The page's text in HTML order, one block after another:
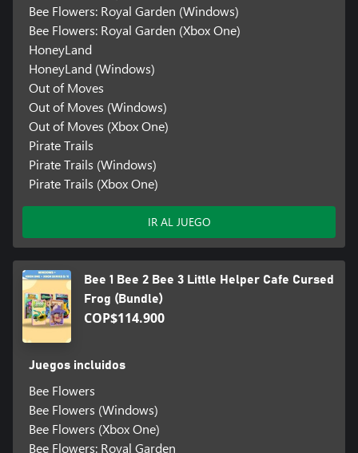
Bee Flowers: Royal Garden (Windows)
Bee Flowers: Royal Garden (Xbox One)
HoneyLand
HoneyLand (Windows)
Out of Moves
Out of Moves (Windows)
Out of Moves (Xbox One)
Pirate Trails
Pirate Trails (Windows)
Pirate Trails (Xbox One)
IR AL JUEGO
Bee 1 Bee 2 Bee 3 Little Helper Cafe Cursed
Frog (Bundle)
COP$114.900
Juegos incluidos
Bee Flowers
Bee Flowers (Windows)
Bee Flowers (Xbox One)
Bee Flowers: Royal Garden